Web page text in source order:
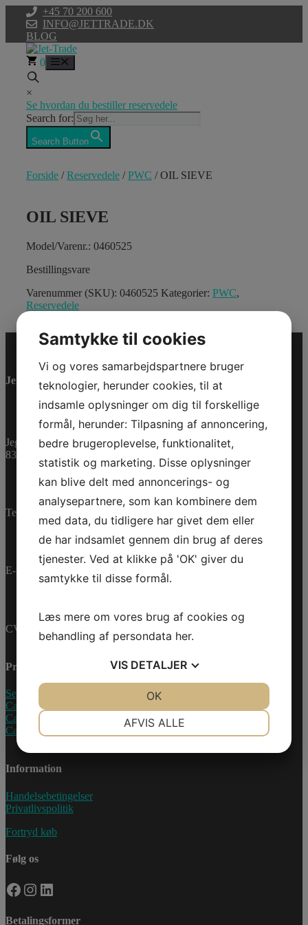
indhold
+45 70 200 600
INFO@JETTRADE.DK
BLOG
0
×
Se hvordan du bestiller reservedele
Search for:
Search Button
Forside /Reservedele /PWC / OIL SIEVE
OIL SIEVE
Model/Varenr.: 0460525
Bestillingsvare
Varenummer (SKU): 0460525 Kategorier: PWC,
Reservedele
Jet-Trade Powersport
Jegstrupvej 280
8361 Hasselager
Telefon:
E-mail:
CVR-nummer: 27233678
Produkter
Sea-Doo Vandscooter
Can-Am ATV
Can-Am UTV
Can-Am Roadster
Information
Handelsebetingelser
Privatlivspolitik
Fortryd køb
Følg os
Facebook
Instagram
LinkedIn
Betalingsformer
Samtykke til cookies
Vi og vores samarbejdspartnere bruger
teknologier, herunder cookies, til at
indsamle oplysninger om dig til forskellige
formål, herunder: Tilpasning af annoncering,
bedre brugeroplevelse, funktionalitet,
statistik og marketing. Disse oplysninger
kan blive delt med annoncerings- og
analysepartnere, som kan kombinere dem
med data, du tidligere har givet dem eller
de har indsamlet gennem din brug af deres
tjenester. Ved at klikke på 'OK' giver du
samtykke til disse formål.
Læs mere om vores brug af cookies og
behandling af persondata her.
VIS DETALJER
AFVIS ALLE
OK